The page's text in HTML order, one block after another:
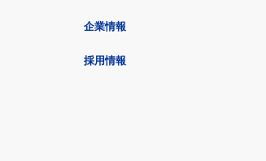
企業情報
採用情報